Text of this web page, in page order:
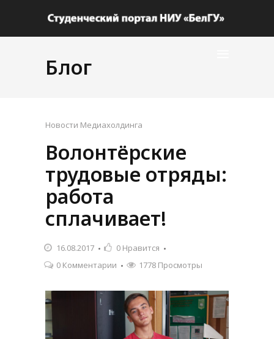
Блог
Новости Медиахолдинга
Волонтёрские
трудовые отряды:
работа
сплачивает!
16.08.2017 0 Нравится
0 Комментарии
1778 Просмотры